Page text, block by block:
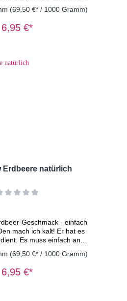
Duo wird. Eine bessere
spritzige Frische. Dieser
Apfelstücke (Apfel,
(69,50 €* / 1000 Gramm)
6,95 €*
Erdbeere natürlich
Geschmack - einfach
mach ich kalt! Er hat es
Es muss einfach ans
Tee steckt. Dieser
so vollmundig und trotzdem
(69,50 €* / 1000 Gramm)
6,95 €*